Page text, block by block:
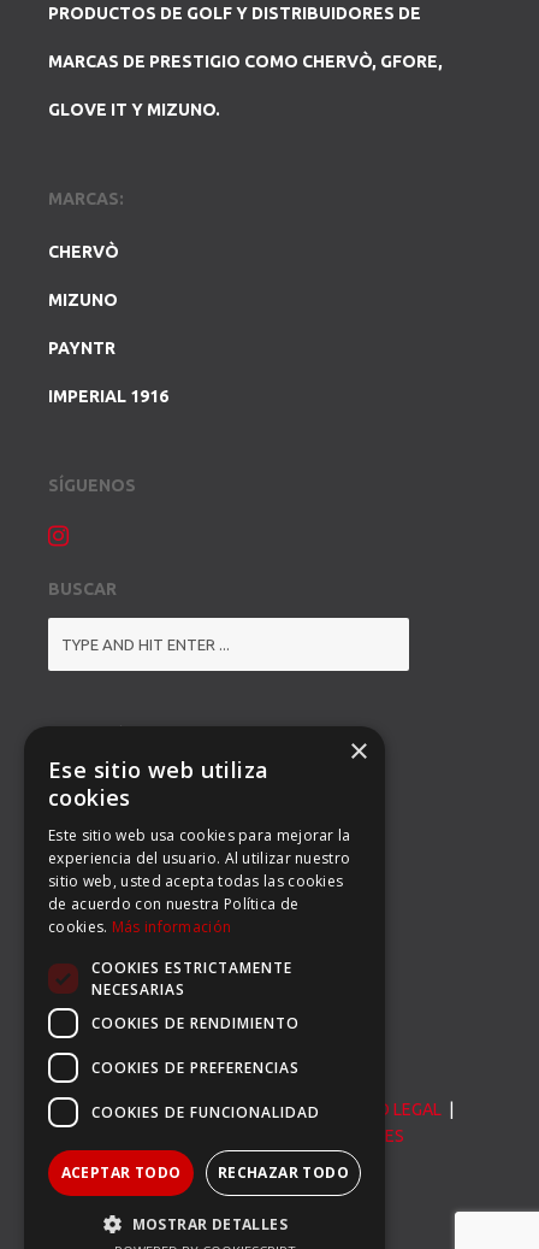
PRODUCTOS DE GOLF Y DISTRIBUIDORES DE
MARCAS DE PRESTIGIO COMO CHERVÒ, GFORE,
GLOVE IT Y MIZUNO.
MARCAS:
CHERVÒ
MIZUNO
PAYNTR
IMPERIAL 1916
SÍGUENOS
BUSCAR
BALMES 92, 3º 1ª B
08008 BARCELONA
TEL: (34) 93 363 53 97
FAX: (34) 93 396 90 14
EMAIL:INFO@CARSERSPORTS.COM
© Carser Sports S.L. All Rights Reserved. | AVISO LEGAL
POLÍTICA DE COOKIES
×
Ese sitio web utiliza
cookies
Este sitio web usa cookies para mejorar la
experiencia del usuario. Al utilizar nuestro
sitio web, usted acepta todas las cookies
de acuerdo con nuestra Política de
cookies. Más información
COOKIES ESTRICTAMENTE
NECESARIAS
COOKIES DE RENDIMIENTO
COOKIES DE PREFERENCIAS
COOKIES DE FUNCIONALIDAD
ACEPTAR TODO RECHAZAR TODO
MOSTRAR DETALLES